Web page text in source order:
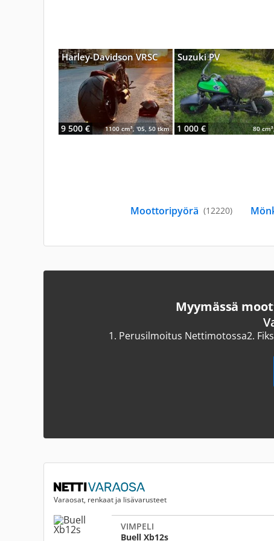
Harley-Davidson VRSC
9 500 € 1100 cm³, '05, 50 tkm
Suzuki PV
1 000 € 80
(12220)
Myymässä
1. Perusilmoitus Nettimotossa2.
Varaosat, renkaat ja lisävarusteet
VIMPELI
Buell Xb12s